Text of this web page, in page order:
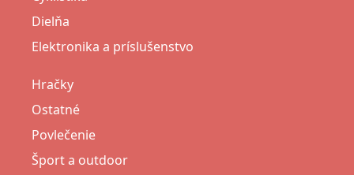
Dielňa
Elektronika a príslušenstvo
Hračky
Ostatné
Povlečenie
Šport a outdoor